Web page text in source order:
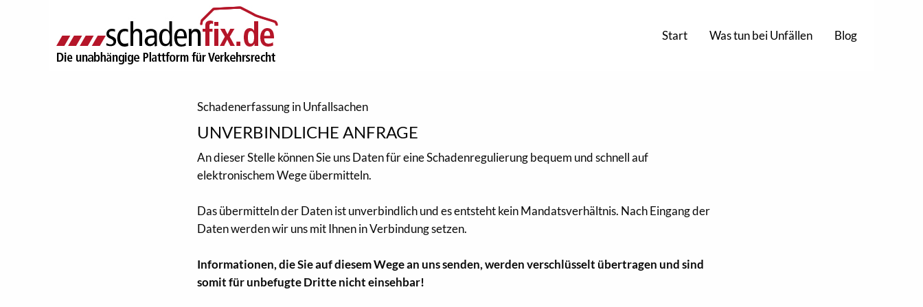
Start Was tun bei Unfällen Blog
Schadenerfassung in Unfallsachen
UNVERBINDLICHE ANFRAGE
An dieser Stelle können Sie uns Daten für eine Schadenregulierung bequem und schnell auf
elektronischem Wege übermitteln.
Das übermitteln der Daten ist unverbindlich und es entsteht kein Mandatsverhältnis. Nach Eingang der
Daten werden wir uns mit Ihnen in Verbindung setzen.
Informationen, die Sie auf diesem Wege an uns senden, werden verschlüsselt übertragen und sind
somit für unbefugte Dritte nicht einsehbar!